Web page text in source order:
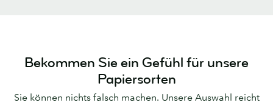
Bekommen Sie ein Gefühl für unsere
Papiersorten
Sie können nichts falsch machen. Unsere Auswahl reicht